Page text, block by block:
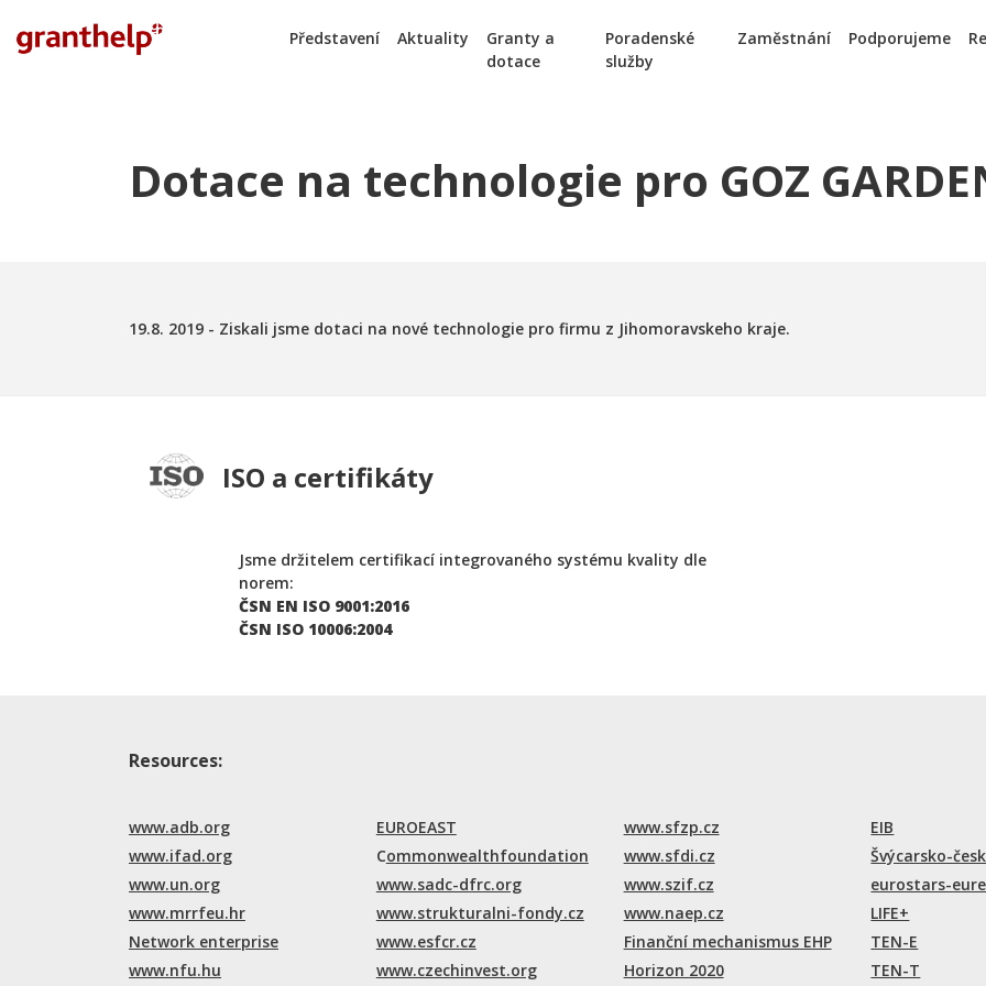
Představení Aktuality
Granty a
dotace
Poradenské
služby
Zaměstnání Podporujeme
Dotace na technologie pro GOZ
19.8. 2019 - Ziskali jsme dotaci na nové technologie pro firmu z Jihomoravskeho kraje.
ISO a certifikáty
Jsme držitelem certifikací integrovaného systému kvality dle
norem:
ČSN EN ISO 9001:2016
ČSN ISO 10006:2004
Resources:
www.adb.org EUROEAST www.sfzp.cz
EIB
www.ifad.org
Commonwealthfoundation www.sfdi.cz
Švýcarsko-
www.un.org
www.sadc-dfrc.org www.szif.cz
eurostars-
www.mrrfeu.hr
www.strukturalni-fondy.cz www.naep.cz
LIFE+
Network enterprise
www.esfcr.cz Finanční mechanismus EHP
TEN-E
www.nfu.hu
www.czechinvest.org Horizon 2020 TEN-T